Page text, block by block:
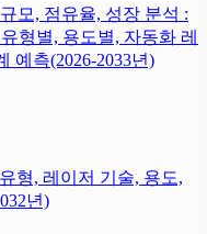
모, 점유율, 성장 분석 :
형별, 용도별, 자동화 레
예측(2026-2033년)
형, 레이저 기술, 용도,
년)